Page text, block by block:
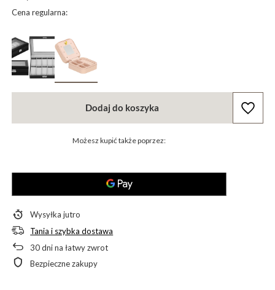
Cena regularna:
Dodaj do koszyka
Możesz kupić także poprzez:
Wysyłkajutro
Tania i szybka dostawa
30dni na łatwy zwrot
Bezpieczne zakupy